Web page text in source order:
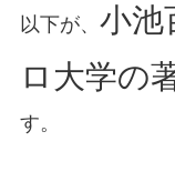
以下が、 小池
ロ大学の
す。